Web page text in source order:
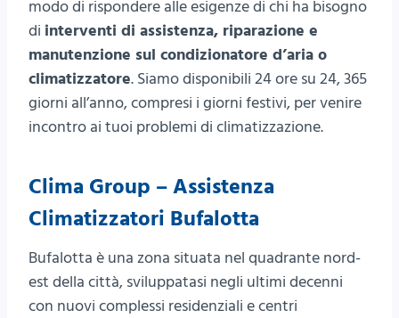
modo di rispondere alle esigenze di chi ha bisogno
di interventi di assistenza, riparazione e
manutenzione sul condizionatore d’aria o
climatizzatore. Siamo disponibili 24 ore su 24, 365
giorni all’anno, compresi i giorni festivi, per venire
incontro ai tuoi problemi di climatizzazione.
Clima Group – Assistenza
Climatizzatori Bufalotta
Bufalotta è una zona situata nel quadrante nord-
est della città, sviluppatasi negli ultimi decenni
con nuovi complessi residenziali e centri